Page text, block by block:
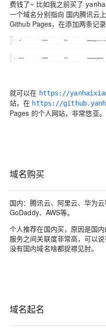
费钱了~ 比如我之前买了
一个域名分别指向 国内腾讯云
Github Pages，在添加两条记录
就可以在 https://
站，在 https://
Pages 的个人网站，非常悠亚。
域名购买
国内：腾讯云、阿里云、华为
GoDaddy、AWS等。
个人推荐在国内买，原因是国
服务之间关联度非常高，可以
没有国内域名啥都捉襟见肘。
域名起名